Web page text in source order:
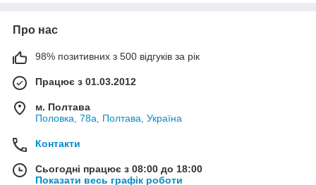
Про нас
98% позитивних з 500 відгуків за рік
Працює з 01.03.2012
м. Полтава
Половка, 78а, Полтава, Україна
Контакти
Сьогодні працює з 08:00 до 18:00
Показати весь графік роботи